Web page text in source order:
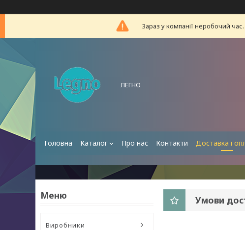
Зараз у компанії неробочий
ЛЕГНО
Головна Каталог Про нас Контакти Доставка і
Виробники
Умови